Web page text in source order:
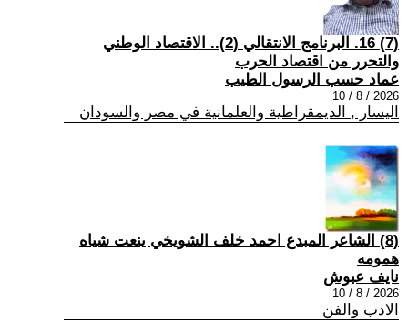
(7) 16. البرنامج الانتقالي (2).. الاقتصاد الوطني
والتحرر من اقتصاد الحرب
عماد حسب الرسول الطيب
2026 / 8 / 10
اليسار , الديمقراطية والعلمانية في مصر والسودان
(8) الشاعر المبدع احمد خلف الشويخي ينعت شياه
همومه
نايف عبوش
2026 / 8 / 10
الادب والفن